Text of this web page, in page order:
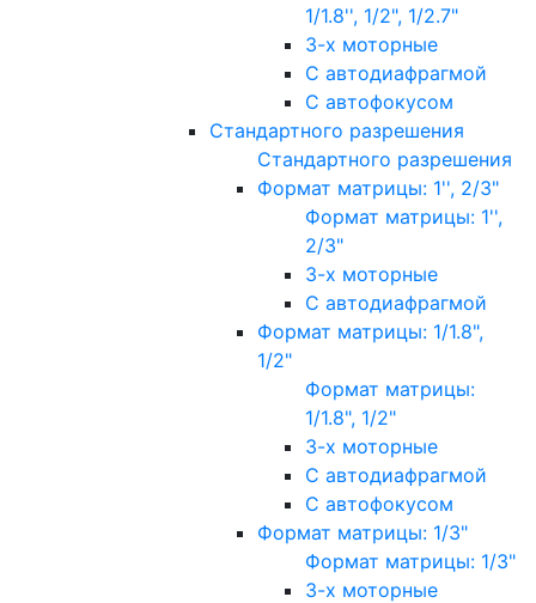
1/1.8'', 1/2", 1/2.7"
3-х моторные
С автодиафрагмой
С автофокусом
Стандартного разрешения
Стандартного разрешения
Формат матрицы: 1'', 2/3"
Формат матрицы: 1'',
2/3"
3-х моторные
С автодиафрагмой
Формат матрицы: 1/1.8",
1/2"
Формат матрицы:
1/1.8", 1/2"
3-х моторные
С автодиафрагмой
С автофокусом
Формат матрицы: 1/3"
Формат матрицы: 1/3"
3-х моторные